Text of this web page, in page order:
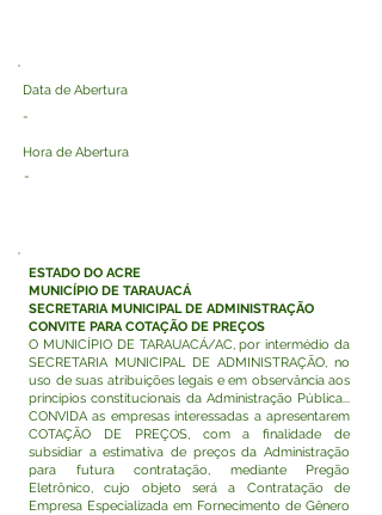
Data de Abertura
-
Hora de Abertura
-
ESTADO DO ACRE
MUNICÍPIO DE TARAUACÁ
SECRETARIA MUNICIPAL DE ADMINISTRAÇÃO
CONVITE PARA COTAÇÃO DE PREÇOS
O MUNICÍPIO DE TARAUACÁ/AC, por intermédio da
SECRETARIA MUNICIPAL DE ADMINISTRAÇÃO, no
uso de suas atribuições legais e em observância aos
princípios constitucionais da Administração Pública...
CONVIDA as empresas interessadas a apresentarem
COTAÇÃO DE PREÇOS, com a finalidade de
subsidiar a estimativa de preços da Administração
para futura contratação, mediante Pregão
Eletrônico, cujo objeto será a Contratação de
Empresa Especializada em Fornecimento de Gênero